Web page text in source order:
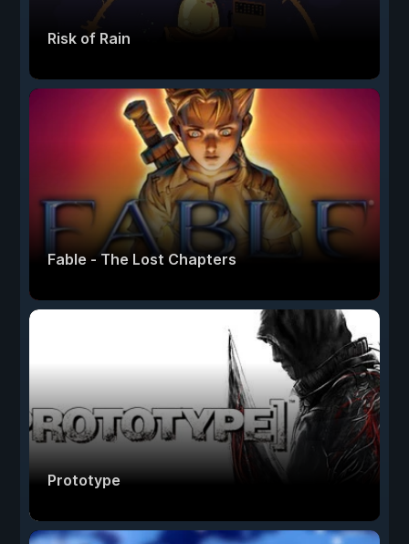
Risk of Rain
Fable - The Lost Chapters
Prototype